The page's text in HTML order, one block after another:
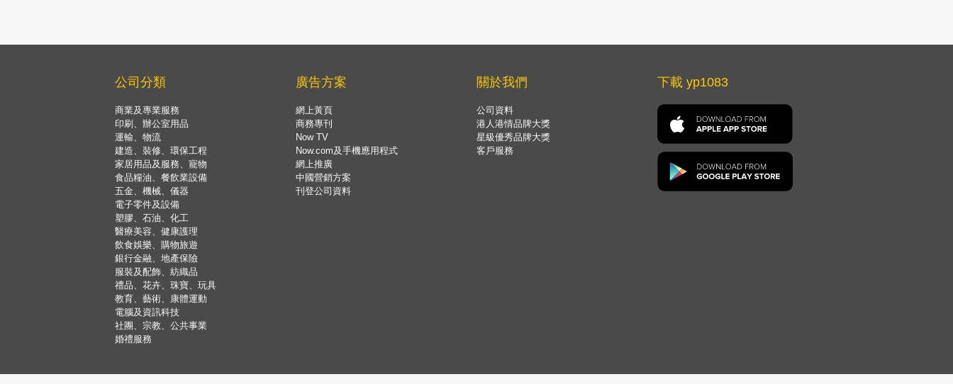
公司分類
商業及專業服務
印刷、辦公室用品
運輸、物流
建造、裝修、環保工程
家居用品及服務、寵物
食品糧油、餐飲業設備
五金、機械、儀器
電子零件及設備
塑膠、石油、化工
醫療美容、健康護理
飲食娛樂、購物旅遊
銀行金融、地產保險
服裝及配飾、紡織品
禮品、花卉、珠寶、玩具
教育、藝術、康體運動
電腦及資訊科技
社團、宗教、公共事業
婚禮服務
廣告方案
網上黃頁
商務專刊
Now TV
Now.com及手機應用程式
網上推廣
中國營銷方案
刊登公司資料
關於我們
公司資料
港人港情品牌大獎
星級優秀品牌大獎
客戶服務
下載 yp1083